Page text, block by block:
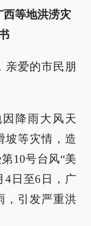
等地洪涝灾
亲爱的市民朋
降雨大风天
坡等灾情，造
10号台风“美
4日至6日，广
，引发严重洪